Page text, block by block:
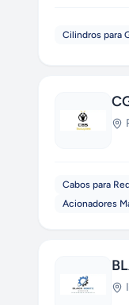
Cilindros para
Cabos para
Acionadores